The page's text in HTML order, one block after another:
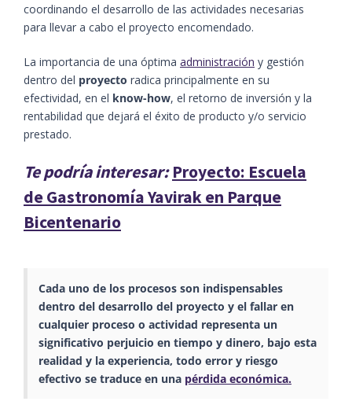
coordinando el desarrollo de las actividades necesarias
para llevar a cabo el proyecto encomendado.
La importancia de una óptima administración y gestión
dentro del proyecto radica principalmente en su
efectividad, en el know-how, el retorno de inversión y la
rentabilidad que dejará el éxito de producto y/o servicio
prestado.
Te podría interesar: Proyecto: Escuela
de Gastronomía Yavirak en Parque
Bicentenario
Cada uno de los procesos son indispensables
dentro del desarrollo del proyecto y el fallar en
cualquier proceso o actividad representa un
significativo perjuicio en tiempo y dinero, bajo esta
realidad y la experiencia, todo error y riesgo
efectivo se traduce en una pérdida económica.